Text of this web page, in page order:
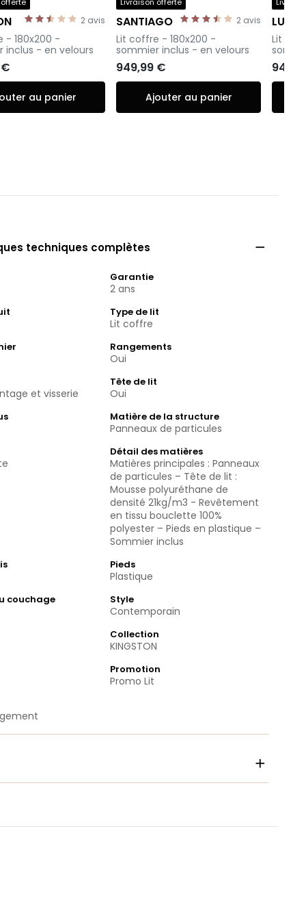
2 avis
- 180x200 -
inclus - en velours
€
au panier
2 avis
SANTIAGO
-
Lit coffre - 180x200 -
sommier inclus - en velours
949,99 €
Ajouter au panier
-
Lit
techniques complètes 
Garantie
2 ans
Type de lit
Lit coffre
Rangements
Oui
et visserie
Tête de lit
Oui
Matière de la structure
Panneaux de particules
Détail des matières
Matières principales : Panneaux
de particules – Tête de lit :
Mousse polyuréthane de
densité 21kg/m3 - Revêtement
en tissu bouclette 100%
polyester – Pieds en plastique –
Sommier inclus
Pieds
Plastique
couchage Style
Contemporain
Collection
KINGSTON
Promotion
Promo Lit
